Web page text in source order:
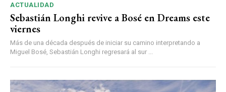
ACTUALIDAD
Sebastián Longhi revive a Bosé en Dreams este
viernes
Más de una década después de iniciar su camino interpretando a
Miguel Bosé, Sebastián Longhi regresará al sur ...